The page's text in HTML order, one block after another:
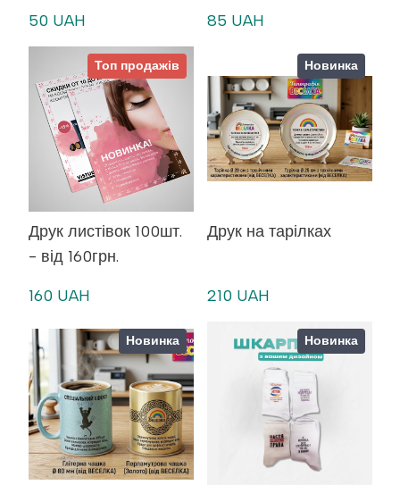
50 UAH
85 UAH
Топ продажів
Друк листівок 100шт.
- від 160грн.
160 UAH
Новинка
Друк на тарілках
210 UAH
Новинка Новинка